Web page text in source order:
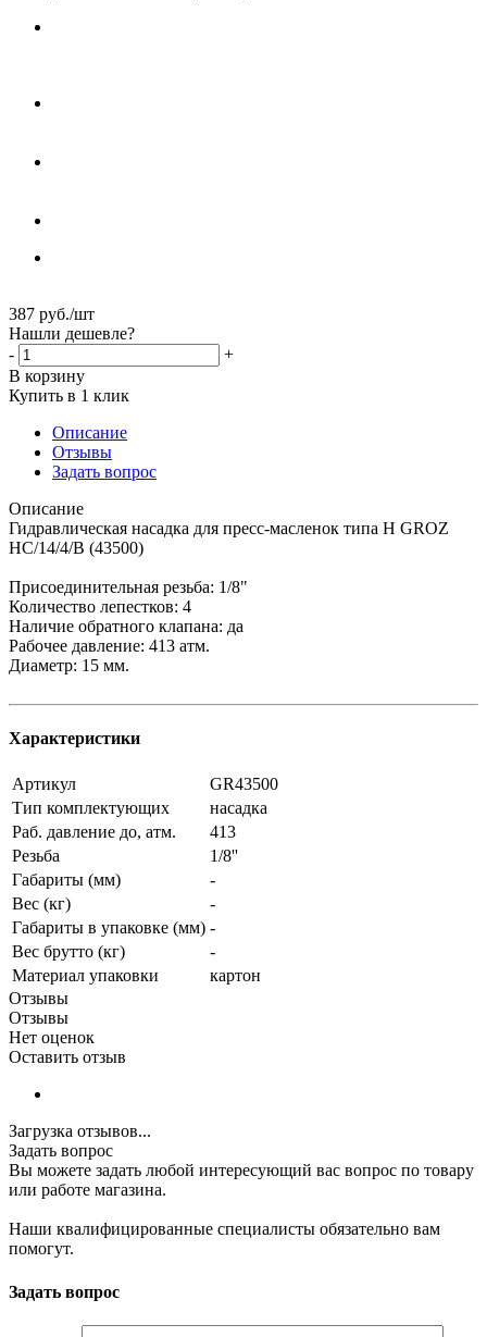
387 руб./шт
Нашли дешевле?
-
+
В корзину
Купить в 1 клик
Описание
Отзывы
Задать вопрос
Описание
Гидравлическая насадка для пресс-масленок типа Н GROZ
HC/14/4/B (43500)
Присоединительная резьба: 1/8"
Количество лепестков: 4
Наличие обратного клапана: да
Рабочее давление: 413 атм.
Диаметр: 15 мм.
Характеристики
Артикул
GR43500
Тип комплектующих
насадка
Раб. давление до, атм.
413
Резьба
1/8''
Габариты (мм)
-
Вес (кг)
-
Габариты в упаковке (мм) -
Вес брутто (кг)
-
Материал упаковки
картон
Отзывы
Отзывы
Нет оценок
Оставить отзыв
Загрузка отзывов...
Задать вопрос
Вы можете задать любой интересующий вас вопрос по товару
или работе магазина.
Наши квалифицированные специалисты обязательно вам
помогут.
Задать вопрос